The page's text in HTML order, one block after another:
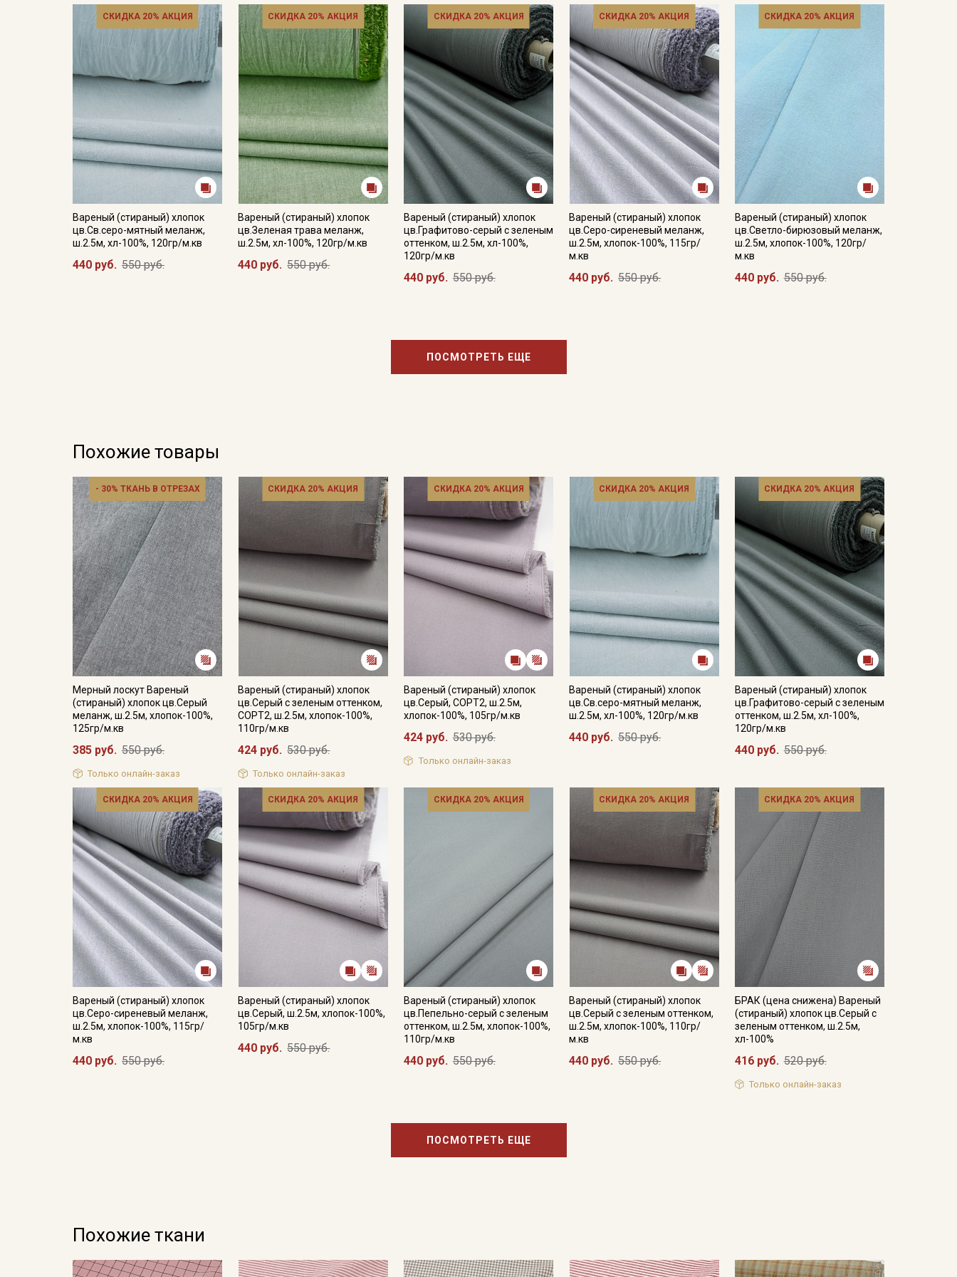
СКИДКА 20% АКЦИЯ
Вареный (стираный) хлопок
цв.Св.серо-мятный меланж,
ш.2.5м, хл-100%, 120гр/м.кв
440 руб. 550 руб.
СКИДКА 20% АКЦИЯ
Вареный (стираный) хлопок
цв.Зеленая трава меланж,
ш.2.5м, хл-100%, 120гр/м.кв
440 руб. 550 руб.
СКИДКА 20% АКЦИЯ
Вареный (стираный) хлопок
цв.Графитово-серый с зеленым
оттенком, ш.2.5м, хл-100%,
120гр/м.кв
440 руб. 550 руб.
СКИДКА 20% АКЦИЯ
Вареный (стираный) хлопок
цв.Серо-сиреневый меланж,
ш.2.5м, хлопок-100%, 115гр/
м.кв
440 руб. 550 руб.
СКИДКА 20% АКЦИЯ
Вареный (стираный) хлопок
цв.Светло-бирюзовый меланж,
ш.2.5м, хлопок-100%, 120гр/
м.кв
440 руб. 550 руб.
ПОСМОТРЕТЬ ЕЩЕ
Похожие товары
- 30% ТКАНЬ В ОТРЕЗАХ
Мерный лоскут Вареный
(стираный) хлопок цв.Серый
меланж, ш.2.5м, хлопок-100%,
125гр/м.кв
385 руб. 550 руб.
Только онлайн-заказ
СКИДКА 20% АКЦИЯ
Вареный (стираный) хлопок
цв.Серый с зеленым оттенком,
СОРТ2, ш.2.5м, хлопок-100%,
110гр/м.кв
424 руб. 530 руб.
Только онлайн-заказ
СКИДКА 20% АКЦИЯ
Вареный (стираный) хлопок
цв.Серый, СОРТ2, ш.2.5м,
хлопок-100%, 105гр/м.кв
424 руб. 530 руб.
Только онлайн-заказ
СКИДКА 20% АКЦИЯ
Вареный (стираный) хлопок
цв.Св.серо-мятный меланж,
ш.2.5м, хл-100%, 120гр/м.кв
440 руб. 550 руб.
СКИДКА 20% АКЦИЯ
Вареный (стираный) хлопок
цв.Графитово-серый с зеленым
оттенком, ш.2.5м, хл-100%,
120гр/м.кв
440 руб. 550 руб.
СКИДКА 20% АКЦИЯ
Вареный (стираный) хлопок
цв.Серо-сиреневый меланж,
ш.2.5м, хлопок-100%, 115гр/
м.кв
440 руб. 550 руб.
СКИДКА 20% АКЦИЯ
Вареный (стираный) хлопок
цв.Серый, ш.2.5м, хлопок-100%,
105гр/м.кв
440 руб. 550 руб.
СКИДКА 20% АКЦИЯ
Вареный (стираный) хлопок
цв.Пепельно-серый с зеленым
оттенком, ш.2.5м, хлопок-100%,
110гр/м.кв
440 руб. 550 руб.
СКИДКА 20% АКЦИЯ
Вареный (стираный) хлопок
цв.Серый с зеленым оттенком,
ш.2.5м, хлопок-100%, 110гр/
м.кв
440 руб. 550 руб.
СКИДКА 20% АКЦИЯ
БРАК (цена снижена) Вареный
(стираный) хлопок цв.Серый с
зеленым оттенком, ш.2.5м,
хл-100%
416 руб. 520 руб.
Только онлайн-заказ
ПОСМОТРЕТЬ ЕЩЕ
Похожие ткани
Секретная рассылка от
Купава
Мы публикуем здесь дополнительные
промокоды и скидки до 30% на узкие
Подписаться